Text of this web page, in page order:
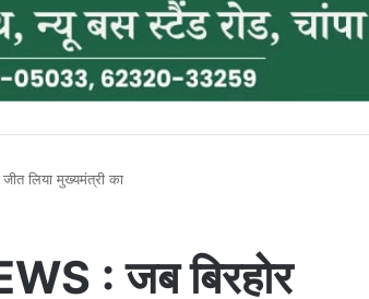
लिया मुख्यमंत्री का
: जब बिरहोर